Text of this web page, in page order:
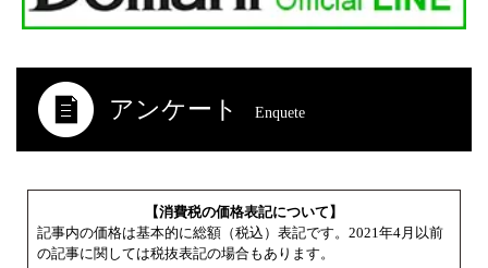
アンケート Enquete
【消費税の価格表記について】
記事内の価格は基本的に総額（税込）表記です。2021年4月以前
の記事に関しては税抜表記の場合もあります。